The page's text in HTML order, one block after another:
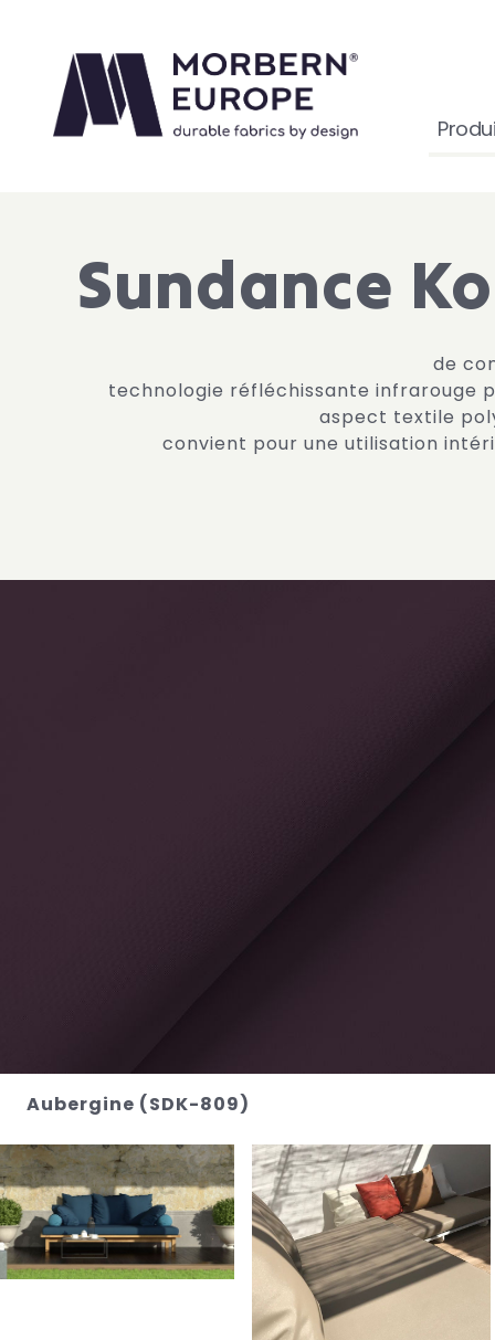
Sundance
technologie réfléchissante infrarouge
aspect textile
convient pour une utilisation
Aubergine (SDK-809)